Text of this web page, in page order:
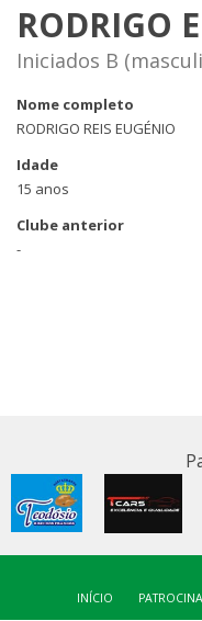
RODRIGO
Iniciados B
Nome completo
RODRIGO REIS EUGÉNIO
Idade
15 anos
Clube anterior
-
INÍCIO